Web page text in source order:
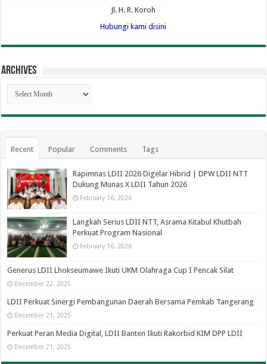
Jl. H. R. Koroh
Hubungi kami disini
Archives
Archives
Recent Popular Comments Tags
Rapimnas LDII 2026 Digelar Hibrid | DPW LDII NTT
Dukung Munas X LDII Tahun 2026
February 16, 2026
Langkah Serius LDII NTT, Asrama Kitabul Khutbah
Perkuat Program Nasional
February 16, 2026
Generus LDII Lhokseumawe Ikuti UKM Olahraga Cup I Pencak Silat
December 22, 2025
LDII Perkuat Sinergi Pembangunan Daerah Bersama Pemkab Tangerang
December 21, 2025
Perkuat Peran Media Digital, LDII Banten Ikuti Rakorbid KIM DPP LDII
December 21, 2025